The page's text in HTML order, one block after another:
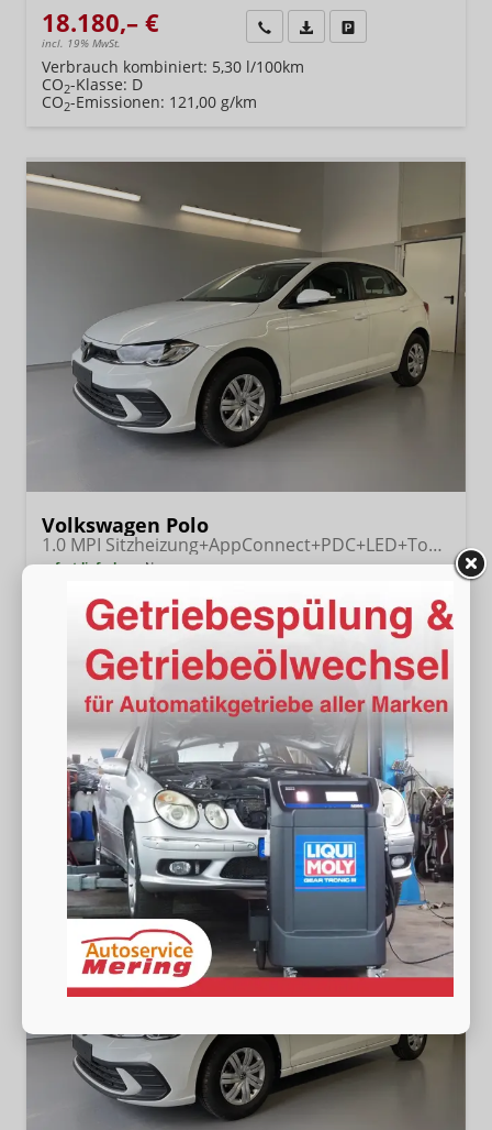
18.180,– €
incl. 19% MwSt.
Wir rufen Sie anFahrzeugexposé (PDF)
Verbrauch kombiniert: 5,30 l/100km
CO2-Klasse: D
CO2-Emissionen: 121,00 g/km
Volkswagen Polo
1.0 MPI Sitzheizung+AppConnect+PDC+LED+Touch+Lichtsensor+MultiLenkrad
sofort lieferbar Neuwagen
18210 Getriebe Schalt. 5-Gang
Benzin Außenfarbe [0Q0Q] Pure White
59 kW (80 PS) Kilometerstand 20 km
18.180,– €
incl. 19% MwSt.
Wir rufen Sie anFahrzeugexposé (PDF)
Fahrzeug parken
Verbrauch kombiniert:5,30 l/100km
2-Klasse: D
2-Emissionen:121,00 g/km